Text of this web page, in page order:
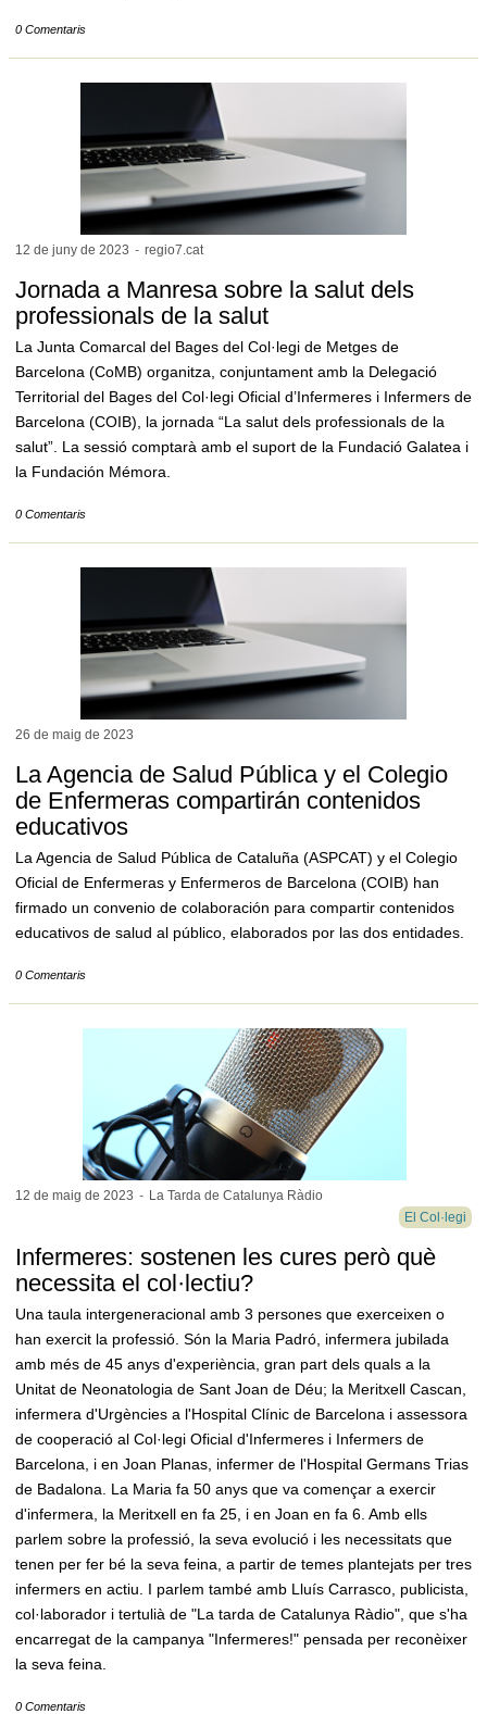
0 Comentaris
12 de juny de 2023 - regio7.cat
Jornada a Manresa sobre la salut dels
professionals de la salut
La Junta Comarcal del Bages del Col·legi de Metges de
Barcelona (CoMB) organitza, conjuntament amb la Delegació
Territorial del Bages del Col·legi Oficial d’Infermeres i Infermers de
Barcelona (COIB), la jornada “La salut dels professionals de la
salut”. La sessió comptarà amb el suport de la Fundació Galatea i
la Fundación Mémora.
0 Comentaris
26 de maig de 2023
La Agencia de Salud Pública y el Colegio
de Enfermeras compartirán contenidos
educativos
La Agencia de Salud Pública de Cataluña (ASPCAT) y el Colegio
Oficial de Enfermeras y Enfermeros de Barcelona (COIB) han
firmado un convenio de colaboración para compartir contenidos
educativos de salud al público, elaborados por las dos entidades.
0 Comentaris
12 de maig de 2023 - La Tarda de Catalunya Ràdio
El Col·legi
Infermeres: sostenen les cures però què
necessita el col·lectiu?
Una taula intergeneracional amb 3 persones que exerceixen o
han exercit la professió. Són la Maria Padró, infermera jubilada
amb més de 45 anys d'experiència, gran part dels quals a la
Unitat de Neonatologia de Sant Joan de Déu; la Meritxell Cascan,
infermera d'Urgències a l'Hospital Clínic de Barcelona i assessora
de cooperació al Col·legi Oficial d'Infermeres i Infermers de
Barcelona, i en Joan Planas, infermer de l'Hospital Germans Trias
de Badalona. La Maria fa 50 anys que va començar a exercir
d'infermera, la Meritxell en fa 25, i en Joan en fa 6. Amb ells
parlem sobre la professió, la seva evolució i les necessitats que
tenen per fer bé la seva feina, a partir de temes plantejats per tres
infermers en actiu. I parlem també amb Lluís Carrasco, publicista,
col·laborador i tertulià de "La tarda de Catalunya Ràdio", que s'ha
encarregat de la campanya "Infermeres!" pensada per reconèixer
la seva feina.
0 Comentaris